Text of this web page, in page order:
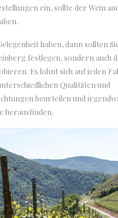
ein, sollte der Wein
haben, dann sollten
festlegen, sondern auch
Es lohnt sich auf jeden
Qualitäten und
beurteilen und
herausfinden.